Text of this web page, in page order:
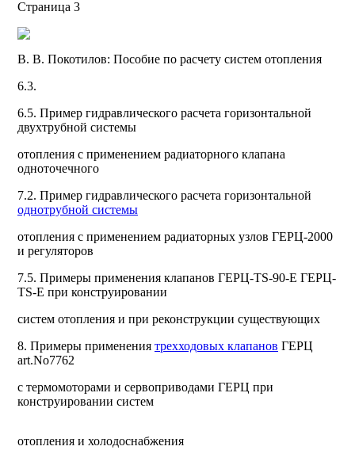
Страница 3
В. В. Покотилов: Пособие по расчету систем отопления
6.3.
6.5. Пример гидравлического расчета горизонтальной
двухтрубной системы
отопления с применением радиаторного клапана
одноточечного
7.2. Пример гидравлического расчета горизонтальной
однотрубной системы
отопления с применением радиаторных узлов ГЕРЦ-2000
и регуляторов
7.5. Примеры применения клапанов ГЕРЦ-TS-90-E ГЕРЦ-
TS-E при конструировании
систем отопления и при реконструкции существующих
8. Примеры применения трехходовых клапанов ГЕРЦ
art.No7762
с термомоторами и сервоприводами ГЕРЦ при
конструировании систем
отопления и холодоснабжения